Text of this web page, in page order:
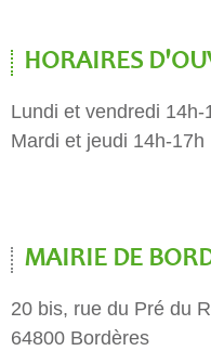
HORAIRES
Lundi et vendredi 14h-
Mardi et jeudi 14h-17h
MAIRIE DE
20 bis, rue du Pré du
64800 Bordères